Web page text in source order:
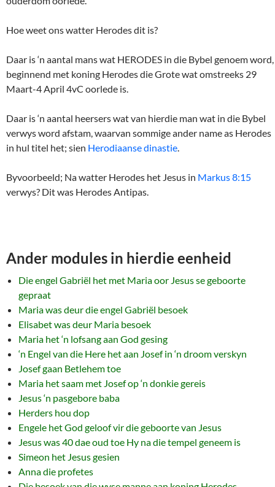
Hoe weet ons watter Herodes dit is?
Daar is ‘n aantal mans wat HERODES in die Bybel genoem word,
beginnend met koning Herodes die Grote wat omstreeks 29
Maart-4 April 4vC oorlede is.
Daar is ‘n aantal heersers wat van hierdie man wat in die Bybel
verwys word afstam, waarvan sommige ander name as Herodes
in hul titel het; sien Herodiaanse dinastie.
Byvoorbeeld; Na watter Herodes het Jesus in Markus 8:15
verwys? Dit was Herodes Antipas.
Ander modules in hierdie eenheid
Die engel Gabriël het met Maria oor Jesus se geboorte
gepraat
Maria was deur die engel Gabriël besoek
Elisabet was deur Maria besoek
Maria het ‘n lofsang aan God gesing
‘n Engel van die Here het aan Josef in ‘n droom verskyn
Josef gaan Betlehem toe
Maria het saam met Josef op ‘n donkie gereis
Jesus ‘n pasgebore baba
Herders hou dop
Engele het God geloof vir die geboorte van Jesus
Jesus was 40 dae oud toe Hy na die tempel geneem is
Simeon het Jesus gesien
Anna die profetes